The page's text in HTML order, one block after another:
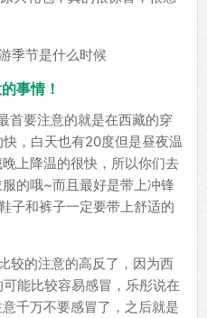
事情！
首要注意的就是在西藏的穿
，白天也有20度但是昼夜温
上降温的很快，所以你们去
的哦~而且最好是带上冲锋
子和裤子一定要带上舒适的
较的注意的高反了，因为西
能比较容易感冒，乐彤说在
千万不要感冒了，之后就是